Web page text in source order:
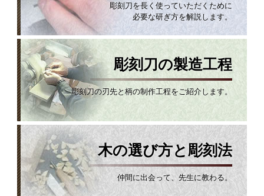
彫刻刀を長く使っていただくために
必要な研ぎ方を解説します。
彫刻刀の製造工程
彫刻刀の刃先と柄の制作工程をご紹介します。
木の選び方と彫刻法
仲間に出会って、先生に教わる。